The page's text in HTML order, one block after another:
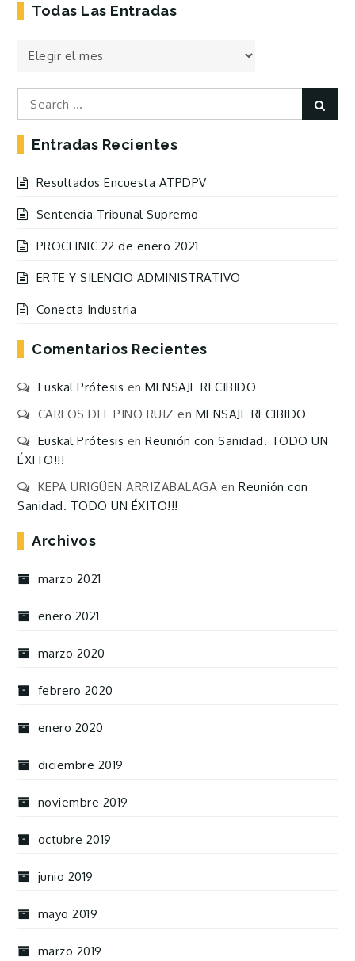
Todas Las Entradas
Todas
Entradas
Search
for:
Entradas Recientes
Resultados Encuesta ATPDPV
Sentencia Tribunal Supremo
PROCLINIC 22 de enero 2021
ERTE Y SILENCIO ADMINISTRATIVO
Conecta Industria
Comentarios Recientes
Euskal Prótesis enMENSAJE RECIBIDO
CARLOS DEL PINO RUIZ en MENSAJE RECIBIDO
Euskal Prótesis enReunión con Sanidad. TODO UN
ÉXITO!!!
KEPA URIGÜEN ARRIZABALAGA enReunión con
Sanidad. TODO UN ÉXITO!!!
Archivos
marzo 2021
enero 2021
marzo 2020
febrero 2020
enero 2020
diciembre 2019
noviembre 2019
octubre 2019
junio 2019
mayo 2019
marzo 2019